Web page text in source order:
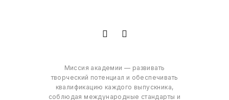
Миссия академии — развивать
творческий потенциал и обеспечивать
квалификацию каждого выпускника,
соблюдая международные стандарты и